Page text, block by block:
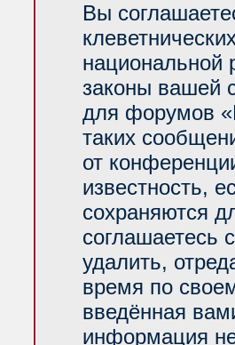
Вы
национальной
законы вашей
для форумов
таких
от
известность,
сохраняются
соглашаетесь
удалить,
время по
введённая
информация